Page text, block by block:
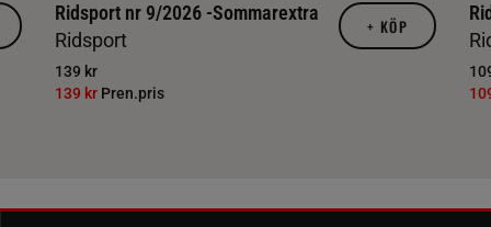
Ridsport nr 9/2026 -Sommarextra
Ridsport
139 kr
139 kr Pren.pris
+ KÖP